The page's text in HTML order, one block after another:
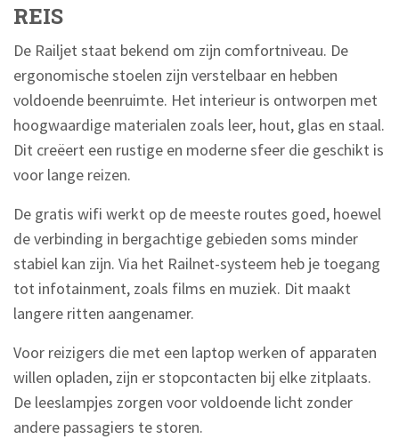
REIS
De Railjet staat bekend om zijn comfortniveau. De
ergonomische stoelen zijn verstelbaar en hebben
voldoende beenruimte. Het interieur is ontworpen met
hoogwaardige materialen zoals leer, hout, glas en staal.
Dit creëert een rustige en moderne sfeer die geschikt is
voor lange reizen.
De gratis wifi werkt op de meeste routes goed, hoewel
de verbinding in bergachtige gebieden soms minder
stabiel kan zijn. Via het Railnet-systeem heb je toegang
tot infotainment, zoals films en muziek. Dit maakt
langere ritten aangenamer.
Voor reizigers die met een laptop werken of apparaten
willen opladen, zijn er stopcontacten bij elke zitplaats.
De leeslampjes zorgen voor voldoende licht zonder
andere passagiers te storen.